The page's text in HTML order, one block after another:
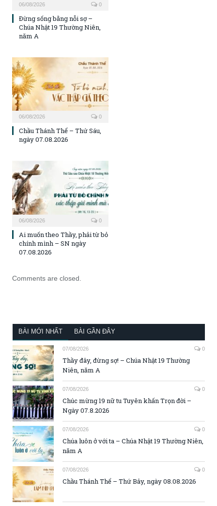
06/08/2026 0
Đừng sống bằng nỗi sợ –
Chúa Nhật 19 Thường Niên,
năm A
06/08/2026 0
Chầu Thánh Thể – Thứ Sáu,
ngày 07.08.2026
06/08/2026 0
Ai muốn theo Thầy, phải từ bỏ
chính mình – SN ngày
07.08.2026
Comments are closed.
BÀI MỚI NHẤT BÀI GẦN ĐÂY
07/08/2026 0
Thầy đây, đừng sợ! – Chúa Nhật 19 Thường
Niên, năm A
07/08/2026 0
Chúc mừng 19 nữ tu Tuyên khấn Trọn đời –
Ngày 07.8.2026
07/08/2026 0
Chúa luôn ở với ta – Chúa Nhật 19 Thường Niên,
năm A
07/08/2026 0
Chầu Thánh Thể – Thứ Bảy, ngày 08.08.2026